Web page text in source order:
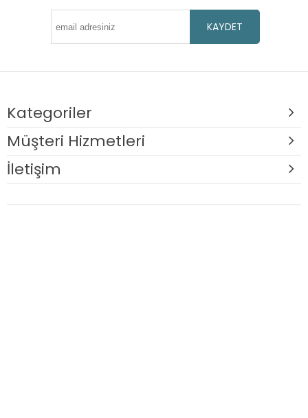
KAYDET
Kategoriler
Müşteri Hizmetleri
İletişim